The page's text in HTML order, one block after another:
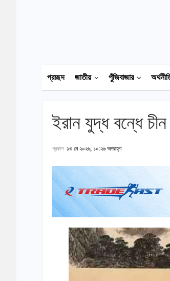
প্রচ্ছদ জাতীয় পুঁজিবাজার
ইরান যুদ্ধ বন্ধে
প্রকাশ ১৩ মে ২০২৬, ১০:২৬ অপরাহ্ণ